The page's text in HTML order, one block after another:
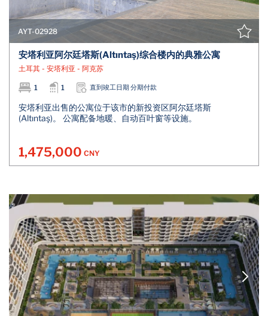
AYT-02928
安塔利亚阿尔廷塔斯(Altıntaş)综合楼内的典雅公寓
土耳其 - 安塔利亚 - 阿克苏
1 1 直到竣工日期 分期付款
安塔利亚出售的公寓位于该市的新投资区阿尔廷塔斯
(Altıntaş)。 公寓配备地暖、自动百叶窗等设施。
1,475,000 CNY